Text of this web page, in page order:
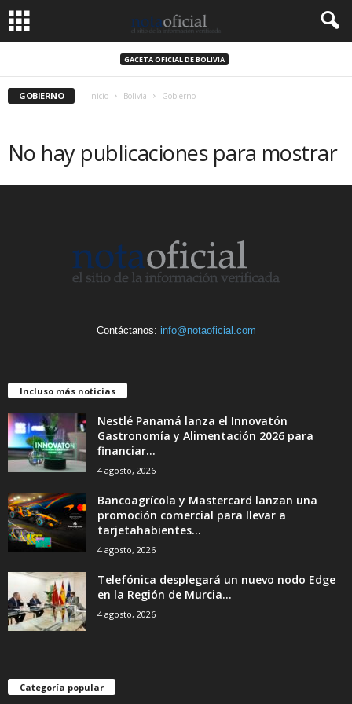
GACETA OFICIAL DE BOLIVIA
GOBIERNO Inicio Bolivia Gobierno
No hay publicaciones para mostrar
Contáctanos: info@notaoficial.com
Incluso más noticias
Nestlé Panamá lanza el Innovatón
Gastronomía y Alimentación 2026 para
financiar...
4 agosto, 2026
Bancoagrícola y Mastercard lanzan una
promoción comercial para llevar a
tarjetahabientes...
4 agosto, 2026
Telefónica desplegará un nuevo nodo Edge
en la Región de Murcia...
4 agosto, 2026
Categoría popular